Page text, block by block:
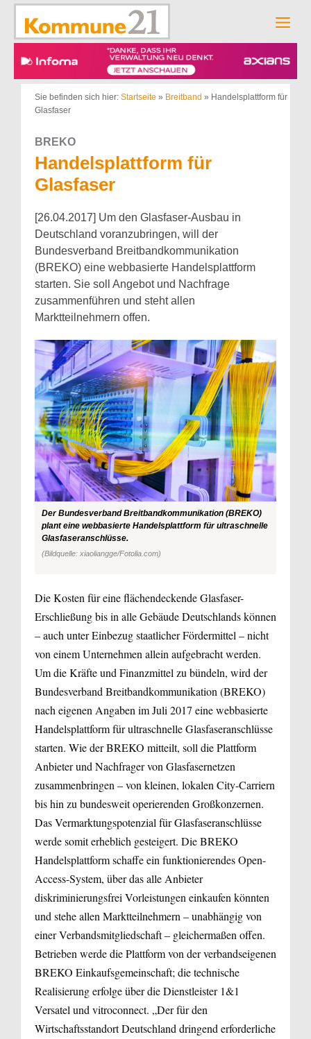
Zum
springen
Sie befinden sich hier: Startseite » Breitband » Handelsplattform für
Glasfaser
BREKO
Handelsplattform für
Glasfaser
[26.04.2017] Um den Glasfaser-Ausbau in
Deutschland voranzubringen, will der
Bundesverband Breitbandkommunikation
(BREKO) eine webbasierte Handelsplattform
starten. Sie soll Angebot und Nachfrage
zusammenführen und steht allen
Marktteilnehmern offen.
Der Bundesverband Breitbandkommunikation (BREKO)
plant eine webbasierte Handelsplattform für ultraschnelle
Glasfaseranschlüsse.
(Bildquelle: xiaoliangge/Fotolia.com)
Die Kosten für eine flächendeckende Glasfaser-
Erschließung bis in alle Gebäude Deutschlands können
– auch unter Einbezug staatlicher Fördermittel – nicht
von einem Unternehmen allein aufgebracht werden.
Um die Kräfte und Finanzmittel zu bündeln, wird der
Bundesverband Breitbandkommunikation (BREKO)
nach eigenen Angaben im Juli 2017 eine webbasierte
Handelsplattform für ultraschnelle Glasfaseranschlüsse
starten. Wie der BREKO mitteilt, soll die Plattform
Anbieter und Nachfrager von Glasfasernetzen
zusammenbringen – von kleinen, lokalen City-Carriern
bis hin zu bundesweit operierenden Großkonzernen.
Das Vermarktungspotenzial für Glasfaseranschlüsse
werde somit erheblich gesteigert. Die BREKO
Handelsplattform schaffe ein funktionierendes Open-
Access-System, über das alle Anbieter
diskriminierungsfrei Vorleistungen einkaufen könnten
und stehe allen Marktteilnehmern – unabhängig von
einer Verbandsmitgliedschaft – gleichermaßen offen.
Betrieben werde die Plattform von der verbandseigenen
BREKO Einkaufsgemeinschaft; die technische
Realisierung erfolge über die Dienstleister 1&1
Versatel und vitroconnect. „Der für den
Wirtschaftsstandort Deutschland dringend erforderliche